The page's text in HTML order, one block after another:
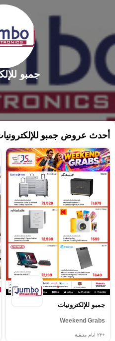
جمبو
أحدث عروض جمبو
جمبو للإلكترونيات
Weekend Grabs
+٢٢ ايام متبقية